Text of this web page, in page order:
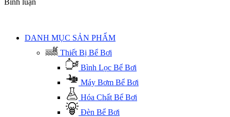
DANH MỤC SẢN PHẨM
Thiết Bị Bể Bơi
Bình Lọc Bể Bơi
Máy Bơm Bể Bơi
Hóa Chất Bể Bơi
Đèn Bể Bơi